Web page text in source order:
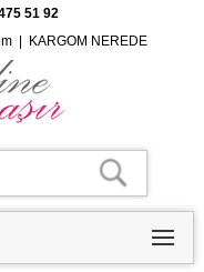
51 92
| KARGOM NEREDE